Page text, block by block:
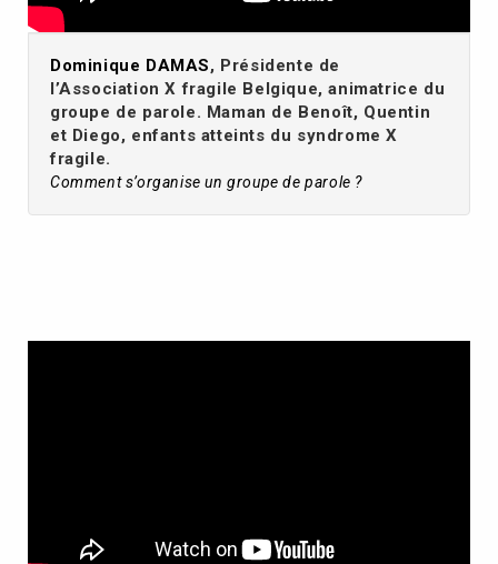
Dominique DAMAS, Présidente de
l’Association X fragile Belgique, animatrice du
groupe de parole. Maman de Benoît, Quentin
et Diego, enfants atteints du syndrome X
fragile.
Comment s’organise un groupe de parole ?